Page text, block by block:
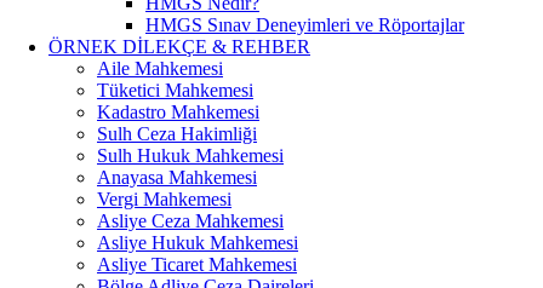
HMGS Sınav Deneyimleri ve Röportajlar
ÖRNEK DILEKÇE & REHBER
Aile Mahkemesi
Tüketici Mahkemesi
Kadastro Mahkemesi
Sulh Ceza Hakimliği
Sulh Hukuk Mahkemesi
Anayasa Mahkemesi
Vergi Mahkemesi
Asliye Ceza Mahkemesi
Asliye Hukuk Mahkemesi
Asliye Ticaret Mahkemesi